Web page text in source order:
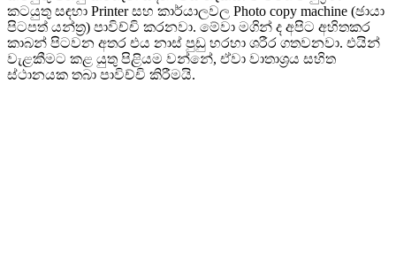
කටයුතු සඳහා Printer සහ කාර්යාලවල Photo copy machine (ඡායා
පිටපත් යන්ත්‍ර) පාවිච්චි කරනවා. මේවා මගින් ද අපිට අහිතකර
කාබන් පිටවන අතර එය නාස් පුඩු හරහා ශරීර ගතවනවා. එයින්
වැළකීමට කළ යුතු පිළියම වන්නේ, ඒවා වාතාශ්‍රය සහිත
ස්ථානයක තබා පාවිච්චි කිරීමයි.